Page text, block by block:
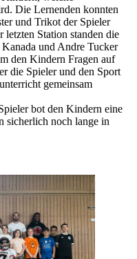
Die Lernenden konnten
und Trikot der Spieler
Station standen die
und Andre Tucker
den Kindern Fragen auf
die Spieler und den Sport
gemeinsam
bot den Kindern eine
sicherlich noch lange in